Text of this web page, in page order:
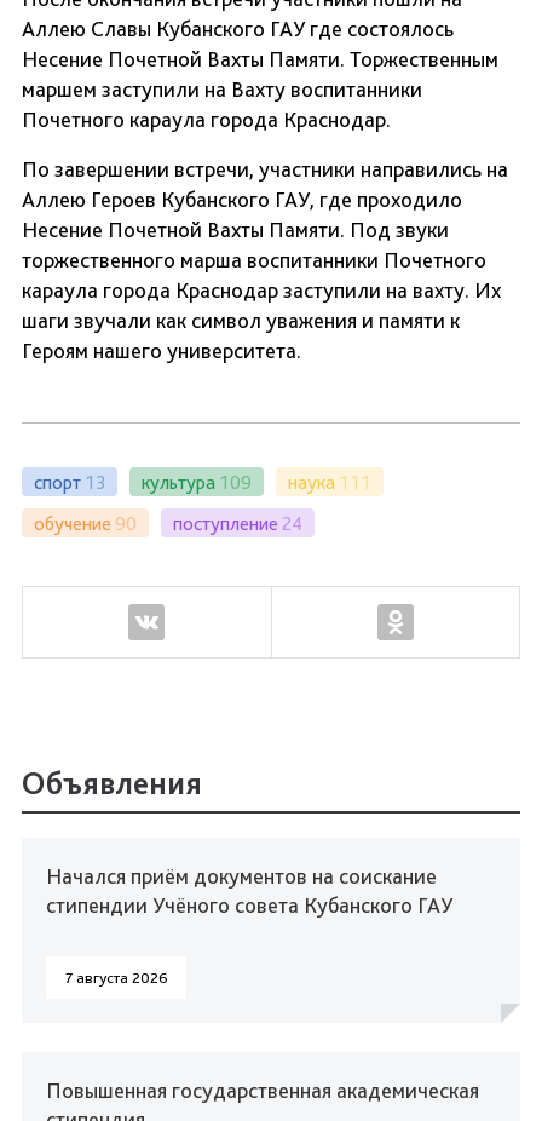
Аллею Славы Кубанского ГАУ где состоялось
Несение Почетной Вахты Памяти. Торжественным
маршем заступили на Вахту воспитанники
Почетного караула города Краснодар.
По завершении встречи, участники направились на
Аллею Героев Кубанского ГАУ, где проходило
Несение Почетной Вахты Памяти. Под звуки
торжественного марша воспитанники Почетного
караула города Краснодар заступили на вахту. Их
шаги звучали как символ уважения и памяти к
Героям нашего университета.
спорт 13 культура 109 наука 111
обучение 90 поступление 24
Объявления
Начался приём документов на соискание
стипендии Учёного совета Кубанского ГАУ
7 августа 2026
Повышенная государственная академическая